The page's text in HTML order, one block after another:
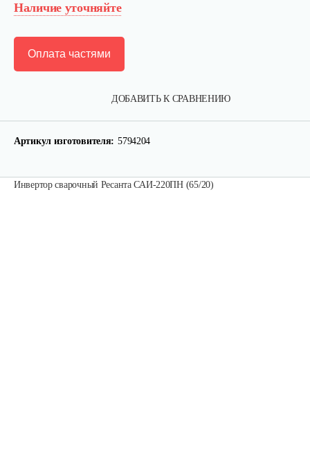
Наличие уточняйте
ДОБАВИТЬ К СРАВНЕНИЮ
Оплата частями
Артикул изготовителя: 5794204
Инвертор сварочный Ресанта САИ-220ПН (65/20)